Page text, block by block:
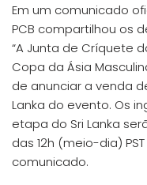
Em um comunicado
PCB compartilhou os
“A Junta de Críquete
Copa da Ásia
de anunciar a venda
Lanka do evento. Os
etapa do Sri Lanka
das 12h (meio-dia)
comunicado.